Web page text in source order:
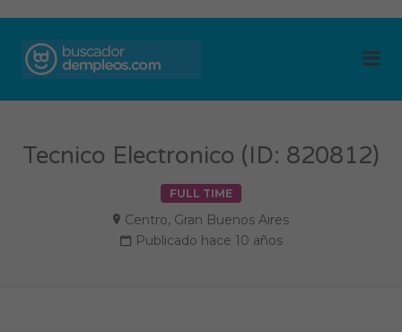
Tecnico Electronico (ID: 820812)
FULL TIME
Centro, Gran Buenos Aires
Publicado hace 10 años